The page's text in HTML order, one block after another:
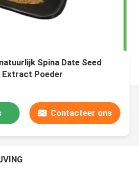
Spina Date Seed
Extract Poeder
Contacteer ons